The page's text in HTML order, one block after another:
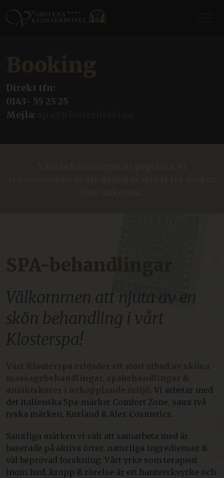
Direkt tfn:
0143- 55 25 25
Mejla:
SPA-behandlingar
Välkommen att njuta av en
skön behandling i vårt
Klosterspa!
Vårt Klosterspa erbjuder ett stort utbud av sköna
massagebehandlingar, spabehandlingar &
ansiktskurer i avkopplande miljö. Vi arbetar med
det italienska Spa-märket Comfort Zone, samt två
tyska märken, Kurland & Alex Cosmetics.
Samtliga märken vi valt att samarbeta med är
baserade på aktiva örter, naturliga ingredienser &
väl beprövad forskning. Vårt yrke som terapeut
inom hud, kropp & rörelse är ett hantverksyrke och